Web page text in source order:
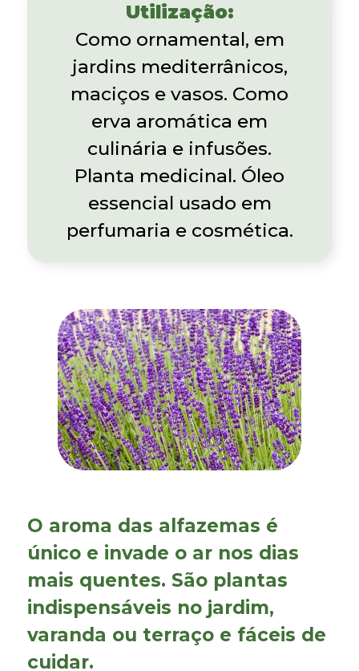
Utilização:
Como ornamental, em
jardins mediterrânicos,
maciços e vasos. Como
erva aromática em
culinária e infusões.
Planta medicinal. Óleo
essencial usado em
perfumaria e cosmética.
O aroma das alfazemas é
único e invade o ar nos dias
mais quentes. São plantas
indispensáveis no jardim,
varanda ou terraço e fáceis de
cuidar.